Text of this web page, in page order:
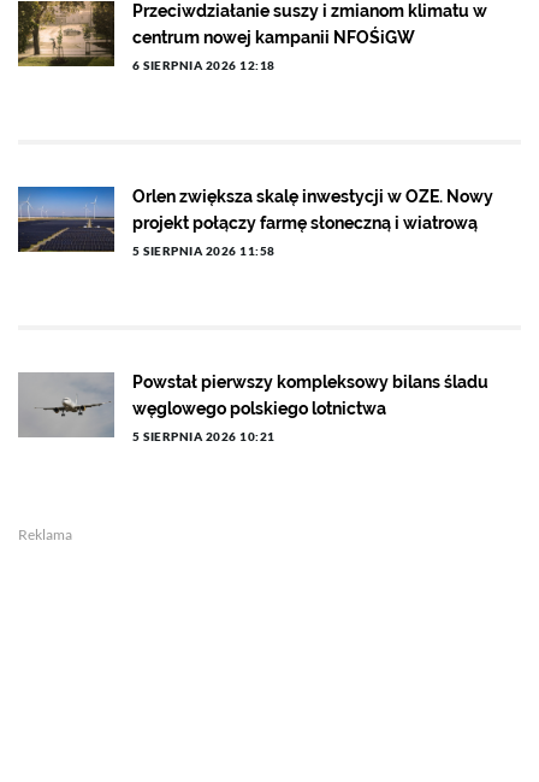
Przeciwdziałanie suszy i zmianom klimatu w
centrum nowej kampanii NFOŚiGW
6 SIERPNIA 2026 12:18
Orlen zwiększa skalę inwestycji w OZE. Nowy
projekt połączy farmę słoneczną i wiatrową
5 SIERPNIA 2026 11:58
Powstał pierwszy kompleksowy bilans śladu
węglowego polskiego lotnictwa
5 SIERPNIA 2026 10:21
Reklama